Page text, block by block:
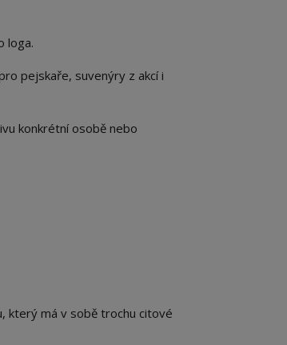
loga.
pejskaře, suvenýry z akcí i
konkrétní osobě nebo
který má v sobě trochu citové